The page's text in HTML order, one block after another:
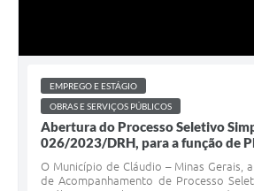
EMPREGO E ESTÁGIO
OBRAS E SERVIÇOS PÚBLICOS
Abertura do Processo Seletivo
026/2023/DRH, para a função de
O Município de Cláudio – Minas Gerais,
de Acompanhamento de Processo